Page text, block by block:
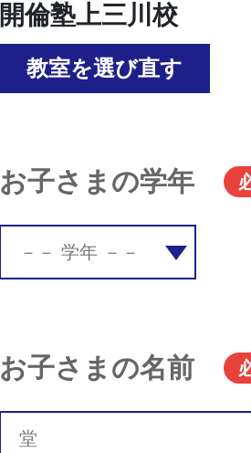
開倫塾上三川校
教室を選び直す
お子さまの学年
お子さまの名前